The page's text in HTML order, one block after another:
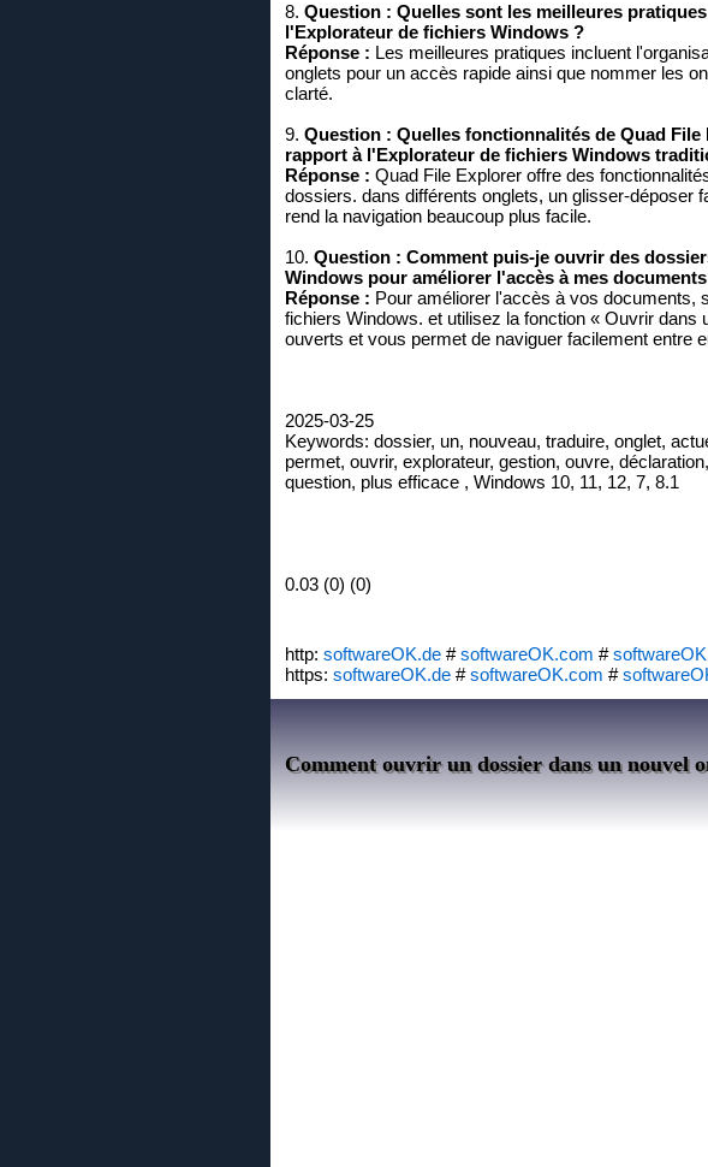
8. Question : Quelles sont les meilleures
l'Explorateur de fichiers Windows ?
Réponse : Les meilleures pratiques incluent
onglets pour un accès rapide ainsi que nommer les
clarté.
9. Question : Quelles fonctionnalités de Quad
rapport à l'Explorateur de fichiers Windows
Réponse : Quad File Explorer offre des
dossiers. dans différents onglets, un glisser-déposer
rend la navigation beaucoup plus facile.
10. Question : Comment puis-je ouvrir des
Windows pour améliorer l'accès à mes
Réponse : Pour améliorer l'accès à vos documents,
fichiers Windows. et utilisez la fonction « Ouvrir
ouverts et vous permet de naviguer facilement entre
2025-03-25
Keywords: dossier, un, nouveau, traduire, onglet,
permet, ouvrir, explorateur, gestion, ouvre,
question, plus efficace , Windows 10, 11, 12, 7, 8.1
0.03 (0) (0)
http: softwareOK.de #softwareOK.com #
https: softwareOK.de #softwareOK.com #
Comment ouvrir un dossier dans un nouvel